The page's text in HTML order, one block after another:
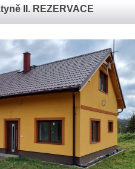
II. REZERVACE